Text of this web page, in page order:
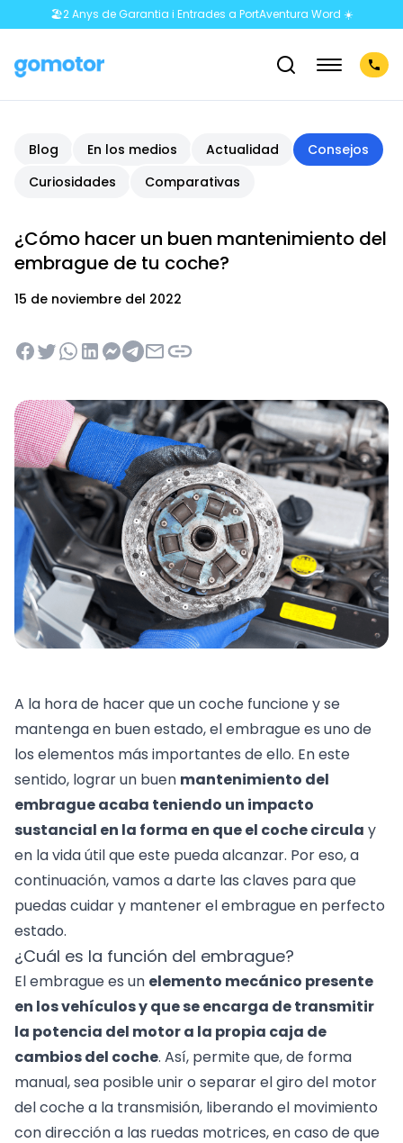
🏖️2 Anys de Garantia i Entrades a PortAventura Word ☀️
Blog En los medios Actualidad
Consejos
Curiosidades
Comparativas
¿Cómo hacer un buen mantenimiento del
embrague de tu coche?
15 de noviembre del 2022
A la hora de hacer que un coche funcione y se
mantenga en buen estado, el embrague es uno de
los elementos más importantes de ello. En este
sentido, lograr un buen mantenimiento del
embrague acaba teniendo un impacto
sustancial en la forma en que el coche circula y
en la vida útil que este pueda alcanzar. Por eso, a
continuación, vamos a darte las claves para que
puedas cuidar y mantener el embrague en perfecto
estado.
¿Cuál es la función del embrague?
El embrague es un elemento mecánico presente
en los vehículos y que se encarga de transmitir
la potencia del motor a la propia caja de
cambios del coche. Así, permite que, de forma
manual, sea posible unir o separar el giro del motor
del coche a la transmisión, liberando el movimiento
con dirección a las ruedas motrices, en caso de que